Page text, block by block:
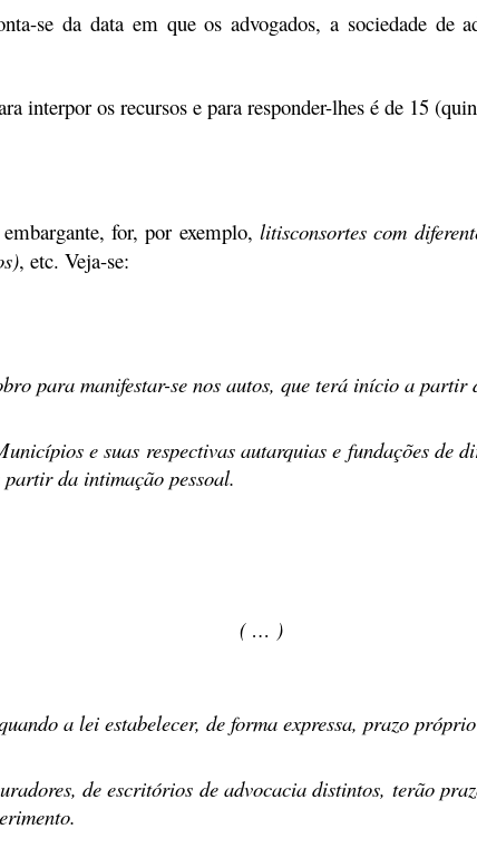
se da data em que os advogados, a sociedade de
interpor os recursos e para responder-lhes é de 15
embargante, for, por exemplo,litisconsortes com
, etc. Veja-se:
para manifestar-se nos autos, que terá início a
e suas respectivas autarquias e fundações de
da intimação pessoal.
( … )
a lei estabelecer, de forma expressa, prazo
, de escritórios de advocacia distintos, terão